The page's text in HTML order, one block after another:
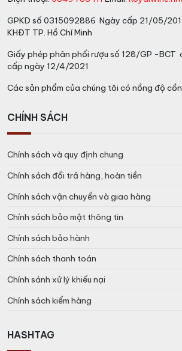
GPKD số 0315092886 Ngày cấp 21/05/
KHĐT TP. Hồ Chí Minh
Giấy phép phân phối rượu số 128/GP -BCT
cấp ngày 12/4/2021
Các sản phẩm của chúng tôi có nồng độ
CHÍNH SÁCH
Chính sách và quy định chung
Chính sách đổi trả hàng, hoàn tiền
Chính sách vận chuyển và giao hàng
Chính sách bảo mật thông tin
Chính sách bảo hành
Chính sách thanh toán
Chính sánh xử lý khiếu nại
Chính sách kiểm hàng
HASHTAG